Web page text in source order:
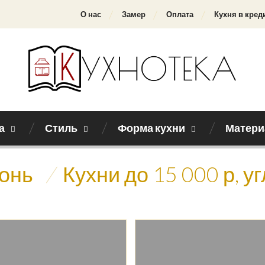
О нас Замер Оплата Кухня в
Стиль Форма кухни
/ Кухни до 15 000 р,